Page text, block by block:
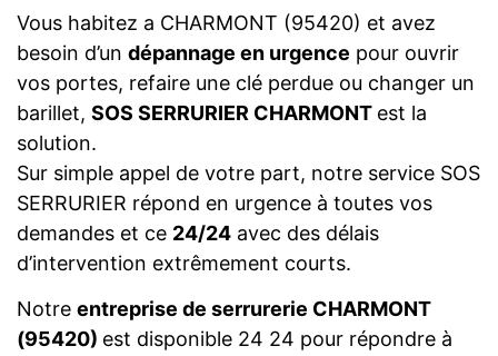
Vous habitez a CHARMONT (95420) et avez
besoin d’un dépannage en urgence pour ouvrir
vos portes, refaire une clé perdue ou changer un
barillet, SOS SERRURIER CHARMONT est la
solution.
Sur simple appel de votre part, notre service SOS
SERRURIER répond en urgence à toutes vos
demandes et ce 24/24 avec des délais
d’intervention extrêmement courts.
Notre entreprise de serrurerie CHARMONT
(95420) est disponible 24 24 pour répondre à